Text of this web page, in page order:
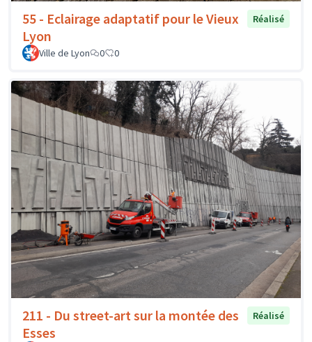
55 - Eclairage adaptatif pour le Vieux
Lyon
Réalisé
Ville de Lyon 0 0
211 - Du street-art sur la montée des
Esses
Réalisé